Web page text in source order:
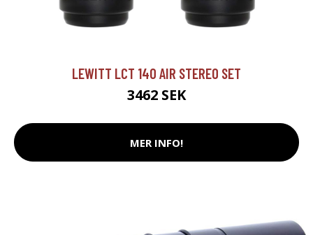
LEWITT LCT 140 AIR STEREO SET
3462 SEK
MER INFO!